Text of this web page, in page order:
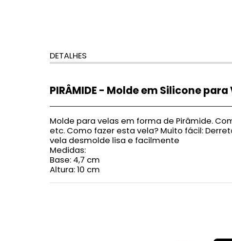
DETALHES
PIRÂMIDE - Molde em Silicone para
Molde para velas em forma de Pirâmide.
etc. Como fazer esta vela? Muito fácil:
vela desmolde lisa e facilmente
Medidas:
Base: 4,7 cm
Altura: 10 cm